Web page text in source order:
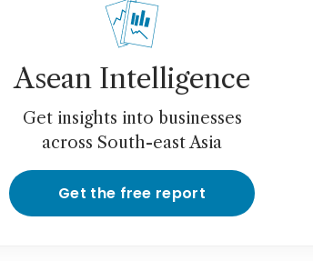
Asean Intelligence
Get insights into businesses
across South-east Asia
Get the free report